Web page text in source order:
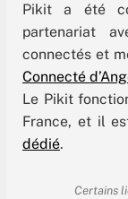
Pikit a été
partenariat
connectés et
Connecté
Le Pikit
France, et il
dédié.
Certains